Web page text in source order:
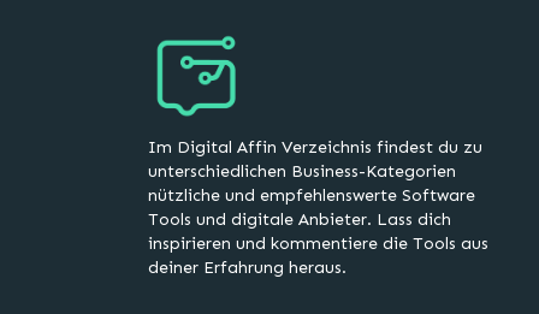
Im Digital Affin Verzeichnis findest du zu
unterschiedlichen Business-Kategorien
nützliche und empfehlenswerte Software
Tools und digitale Anbieter. Lass dich
inspirieren und kommentiere die Tools aus
deiner Erfahrung heraus.